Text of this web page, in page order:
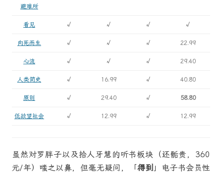
避难所
看见 √ √ √ √
向死而生 √ √ √ 22.99
心流 √ √ √ 29.40
人类简史 √ 16.99 √ 40.80
原则 √ 29.40 √ 58.80
低欲望社会 √ 12.99 √ 12.99
虽然对罗胖子以及拾人牙慧的听书板块（还骺贵，360
元/年）嗤之以鼻，但毫无疑问，「得到 」电子书会员性